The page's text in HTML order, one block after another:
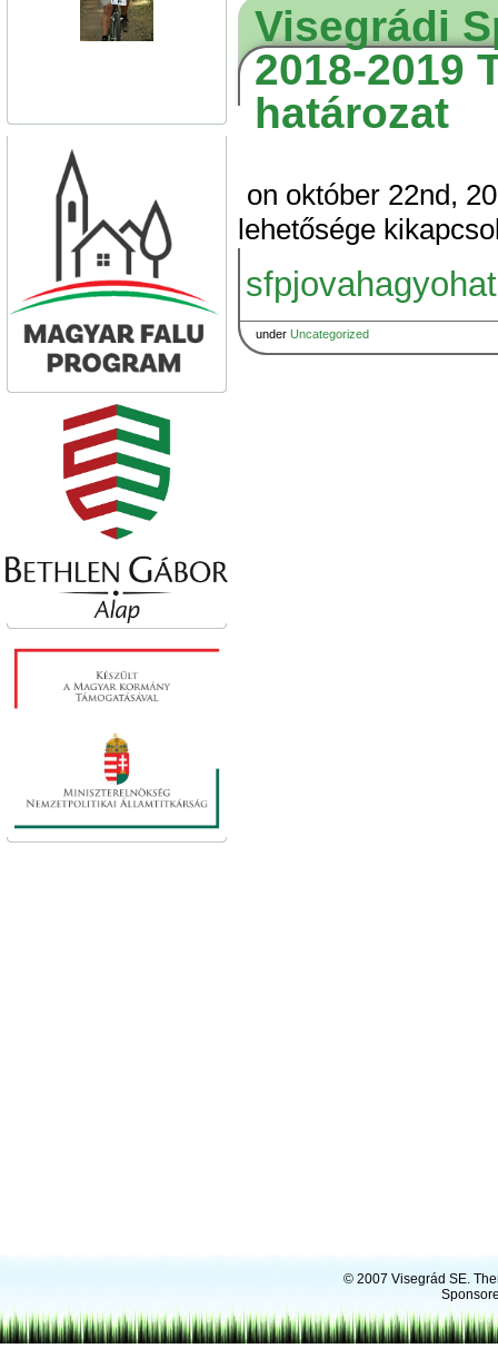
Visegrádi
2018-2019
határozat
on október 22nd,
lehetősége
under Uncategorized
© 2007 Visegrád SE.